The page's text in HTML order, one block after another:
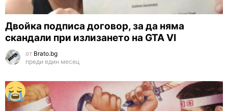
Двойка подписа договор, за да няма
скандали при излизането на GTA VI
от Brato.bg
преди един месец